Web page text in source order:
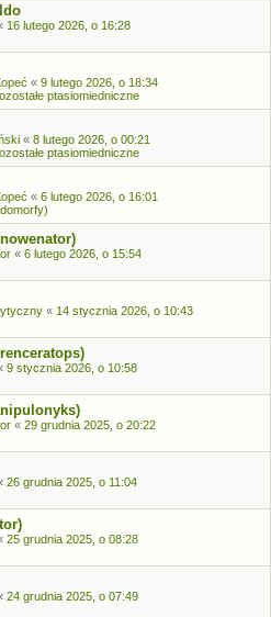
16 lutego 2026, o 16:28
« 9 lutego 2026, o 18:34
ptasiomiedniczne
« 8 lutego 2026, o 00:21
ptasiomiedniczne
« 6 lutego 2026, o 16:01
« 6 lutego 2026, o 15:54
« 14 stycznia 2026, o 10:43
9 stycznia 2026, o 10:58
« 29 grudnia 2025, o 20:22
26 grudnia 2025, o 11:04
25 grudnia 2025, o 08:28
24 grudnia 2025, o 07:49